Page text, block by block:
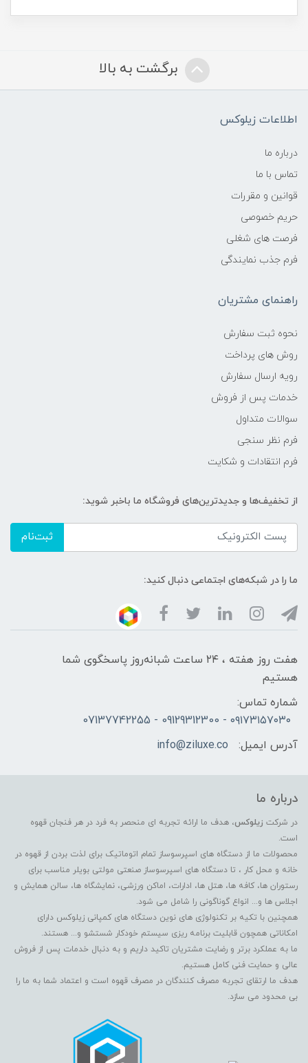
برگشت به بالا
اطلاعات زیلوکس
درباره ما
تماس با ما
قوانین و مقررات
حریم خصوصی
فرصت های شغلی
فرم جذب نمایندگی
راهنمای مشتریان
نحوه ثبت سفارش
روش های پرداخت
رویه ارسال سفارش
خدمات پس از فروش
سوالات متداول
فرم نظر سنجی
فرم انتقادات و شکایت
از تخفیف‌ها و جدیدترین‌های فروشگاه ما باخبر شوید:
ثبت‌نام
ما را در شبکه‌های اجتماعی دنبال کنید:
هفت روز هفته ، ۲۴ ساعت شبانه‌روز پاسخگوی شما
هستیم
شماره تماس:
۰۹۱۷۳۱۵۷۰۳۰ - 09129312300 - 07137742255
آدرس ایمیل:
info@ziluxe.co
درباره ما
در شرکت زیلوکس، هدف ما ارائه تجربه ای منحصر به فرد در هر فنجان قهوه
است.
محصولات ما از دستگاه های اسپرسوساز تمام اتوماتیک برای لذت بردن از قهوه در
خانه و محل کار ، تا دستگاه های اسپرسوساز صنعتی مولتی بویلر مناسب برای
رستوران ها، کافه ها، هتل ها، ادارات، اماکن ورزشی، نمایشگاه ها، سالن همایش و
اجلاس ها و... انواع گوناگونی را شامل می شود.
همچنین با تکیه بر تکنولوژی های نوین دستگاه های کمپانی زیلوکس دارای
امکاناتی همچون قابلیت برنامه ریزی سیستم خودکار شستشو و... هستند.
ما به عملکرد برتر و رضایت مشتریان تاکید داریم و به دنبال خدمات پس از فروش
عالی و حمایت فنی کامل هستیم.
هدف ما ارتقای تجربه مصرف کنندگان در مصرف قهوه است و اعتماد شما به ما را
بی محدود می سازد.